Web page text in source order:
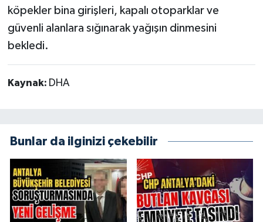
köpekler bina girişleri, kapalı otoparklar ve
güvenli alanlara sığınarak yağışın dinmesini
bekledi.
Kaynak: DHA
Bunlar da ilginizi çekebilir